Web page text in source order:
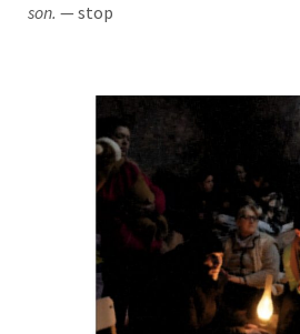
son. — stop